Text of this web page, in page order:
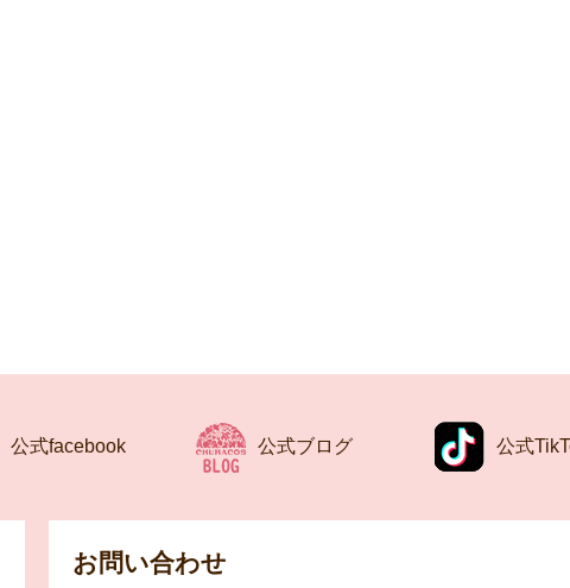
公式facebook 公式ブログ 公式
お問い合わせ